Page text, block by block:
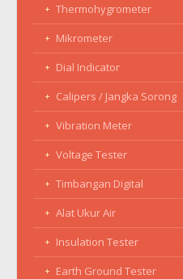
Thermohygrometer
Mikrometer
Dial Indicator
Calipers / Jangka Sorong
Vibration Meter
Voltage Tester
Timbangan Digital
Alat Ukur Air
Insulation Tester
Earth Ground Tester